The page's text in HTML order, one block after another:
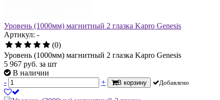
Уровень (1000мм) магнитный 2 глазка Kapro Genesis
Артикул: -
(0)
Уровень (1000мм) магнитный 2 глазка Kapro Genesis
5 967 руб. за шт
В наличии
-
+ В корзину Добавлено